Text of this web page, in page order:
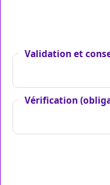
Validation et
Vérification